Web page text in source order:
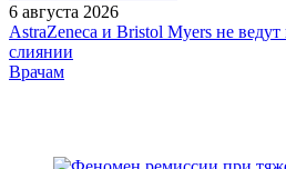
6 августа 2026
AstraZeneca и Bristol Myers не
слиянии
/doctor/pediatrics/
Врачам